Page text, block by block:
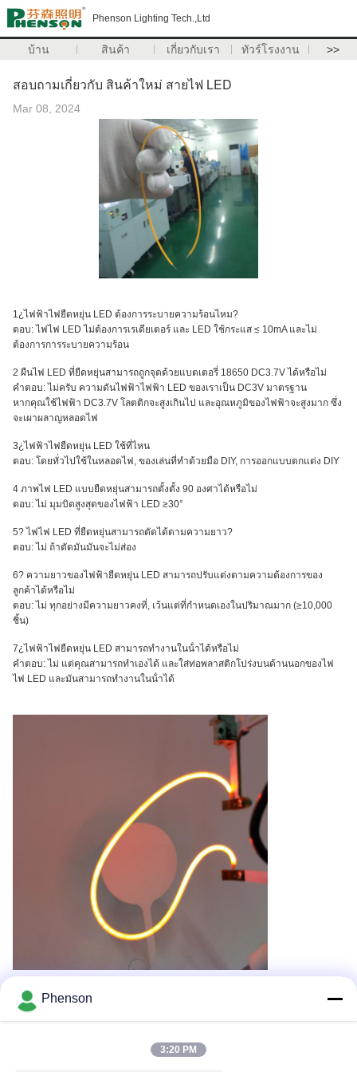
Phenson Lighting Tech.,Ltd
บ้าน สินค้า เกี่ยวกับเรา ทัวร์โรงงาน >>
สอบถามเกี่ยวกับ สินค้าใหม่ สายไฟ LED
Mar 08, 2024
1¿ไฟฟ้าไฟยืดหยุ่น LED ต้องการระบายความร้อนไหม?
ตอบ: ไฟไฟ LED ไม่ต้องการเรเดียเตอร์ และ LED ใช้กระแส ≤ 10mA และไม่
ต้องการการระบายความร้อน
2 ผืนไฟ LED ที่ยืดหยุ่นสามารถถูกจุดด้วยแบตเตอรี่ 18650 DC3.7V ได้หรือไม่
คําตอบ: ไม่ครับ ความดันไฟฟ้าไฟฟ้า LED ของเราเป็น DC3V มาตรฐาน
หากคุณใช้ไฟฟ้า DC3.7V โลตติกจะสูงเกินไป และอุณหภูมิของไฟฟ้าจะสูงมาก ซึ่ง
จะเผาผลาญหลอดไฟ
3¿ไฟฟ้าไฟยืดหยุ่น LED ใช้ที่ไหน
ตอบ: โดยทั่วไปใช้ในหลอดไฟ, ของเล่นที่ทําด้วยมือ DIY, การออกแบบตกแต่ง DIY
4 ภาพไฟ LED แบบยืดหยุ่นสามารถตั้งตั้ง 90 องศาได้หรือไม่
ตอบ: ไม่ มุมบิดสูงสุดของไฟฟ้า LED ≥30°
5? ไฟไฟ LED ที่ยืดหยุ่นสามารถตัดได้ตามความยาว?
ตอบ: ไม่ ถ้าตัดมันมันจะไม่ส่อง
6? ความยาวของไฟฟ้ายืดหยุ่น LED สามารถปรับแต่งตามความต้องการของ
ลูกค้าได้หรือไม่
ตอบ: ไม่ ทุกอย่างมีความยาวคงที่, เว้นแต่ที่กําหนดเองในปริมาณมาก (≥10,000
ชิ้น)
7¿ไฟฟ้าไฟยืดหยุ่น LED สามารถทํางานในน้ําได้หรือไม่
คําตอบ: ไม่ แต่คุณสามารถทําเองได้ และใส่ท่อพลาสติกโปร่งบนด้านนอกของไฟ
ไฟ LED และมันสามารถทํางานในน้ําได้
Recommended Products
Phenson
3:20 PM